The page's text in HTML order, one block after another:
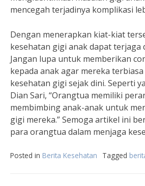
mencegah terjadinya komplikasi
Dengan menerapkan kiat-kiat
kesehatan gigi anak dapat terjaga
Jangan lupa untuk memberikan
kepada anak agar mereka
kesehatan gigi sejak dini. Seperti
Dian Sari, “Orangtua memiliki
membimbing anak-anak untuk
gigi mereka.” Semoga artikel ini
para orangtua dalam menjaga
Posted in Berita Kesehatan Tagged